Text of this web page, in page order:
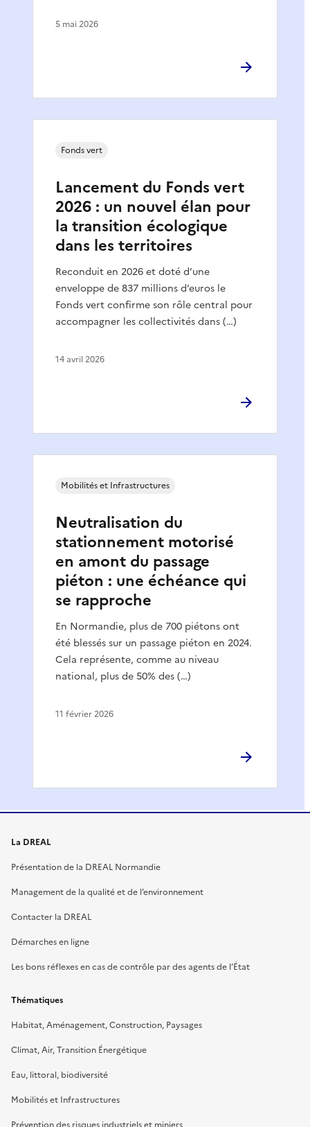
5 mai 2026
Lancement du Fonds vert
2026 : un nouvel élan pour
la transition écologique
dans les territoires
Reconduit en 2026 et doté d’une
enveloppe de 837 millions d’euros le
Fonds vert confirme son rôle central pour
accompagner les collectivités dans (…)
Fonds vert
14 avril 2026
Neutralisation du
stationnement motorisé
en amont du passage
piéton : une échéance qui
se rapproche
En Normandie, plus de 700 piétons ont
été blessés sur un passage piéton en 2024.
Cela représente, comme au niveau
national, plus de 50% des (…)
Mobilités et Infrastructures
11 février 2026
La DREAL
Présentation de la DREAL Normandie
Management de la qualité et de l’environnement
Contacter la DREAL
Démarches en ligne
Les bons réflexes en cas de contrôle par des agents de l’État
Thématiques
Habitat, Aménagement, Construction, Paysages
Climat, Air, Transition Énergétique
Eau, littoral, biodiversité
Mobilités et Infrastructures